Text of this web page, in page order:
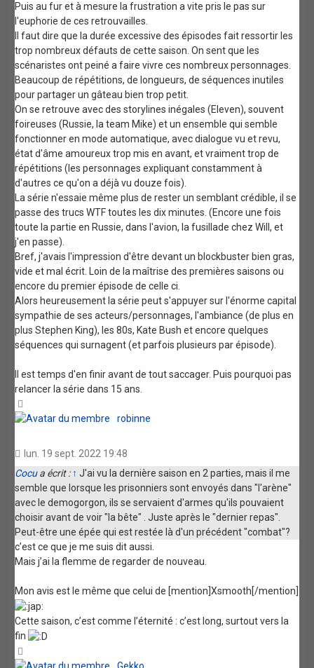
Puis au fur et à mesure la frustration a vite pris le pas sur
l'euphorie de ces retrouvailles.
Il faut dire que la durée excessive des épisodes fait ressortir les
trop nombreux défauts de cette saison. On sent que les
scénaristes ont peiné a faire vivre ces nombreux personnages.
Beaucoup de répétitions, de longueurs, de séquences inutiles
pour partager un gâteau bien trop petit.
On se retrouve avec des storylines inégales (Eleven), souvent
foireuses (Russie, la team Mike) et un ensemble qui semble
fonctionner en mode automatique, avec dialogue vu et revu,
état d'âme amoureux trop mis en avant, et vraiment trop de
répétitions (les personnages expliquant constamment à
d'autres ce qu'on a déjà vu douze fois).
La série n'essaie même plus de rester un semblant crédible, il se
passe des trucs WTF toutes les dix minutes. (Encore une fois
toute la partie en Russie, dans l'avion, la fusillade chez Will, et
j'en passe).
Bref, j'avais l'impression d'être devant un blockbuster bien gras,
vide et mal écrit. Loin de la maîtrise des premières saisons ou
encore du premier épisode de celle ci.
Alors heureusement la série peut s'appuyer sur l'énorme capital
sympathie de ses acteurs/personnages, l'ambiance (de plus en
plus Stephen King), les 80s, Kate Bush et encore quelques
séquences qui surnagent (et parfois plusieurs par épisode).
Il est temps d'en finir avant de tout saccager. Puis pourquoi pas
relancer la série dans 15 ans.
robinne
lun. 19 sept. 2022 19:48
Cocua écrit : ↑ J'ai vu la dernière saison en 2 parties, mais il me
semble que lorsque les prisonniers sont envoyés dans "l'arène"
avec le demogorgon, ils se servaient d'armes qu'ils pouvaient
choisir avant de voir "la bête" . Juste après le "dernier repas".
Peut-être une épée qui est restée là d'un précédent "combat"?
c’est ce que je me suis dit aussi.
Mais j’ai la flemme de regarder de nouveau.
Mon avis est le même que celui de [mention]Xsmooth[/mention]
Cette saison, c’est comme l’éternité : c’est long, surtout vers la
fin
Gekko